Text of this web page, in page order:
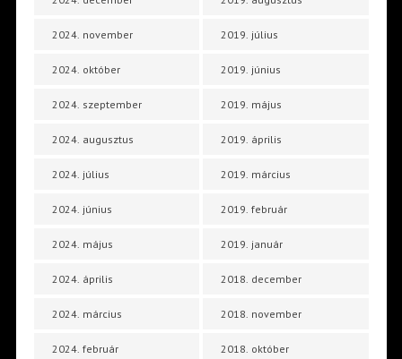
2024. november
2024. október
2024. szeptember
2024. augusztus
2024. július
2024. június
2024. május
2024. április
2024. március
2024. február
2019. július
2019. június
2019. május
2019. április
2019. március
2019. február
2019. január
2018. december
2018. november
2018. október